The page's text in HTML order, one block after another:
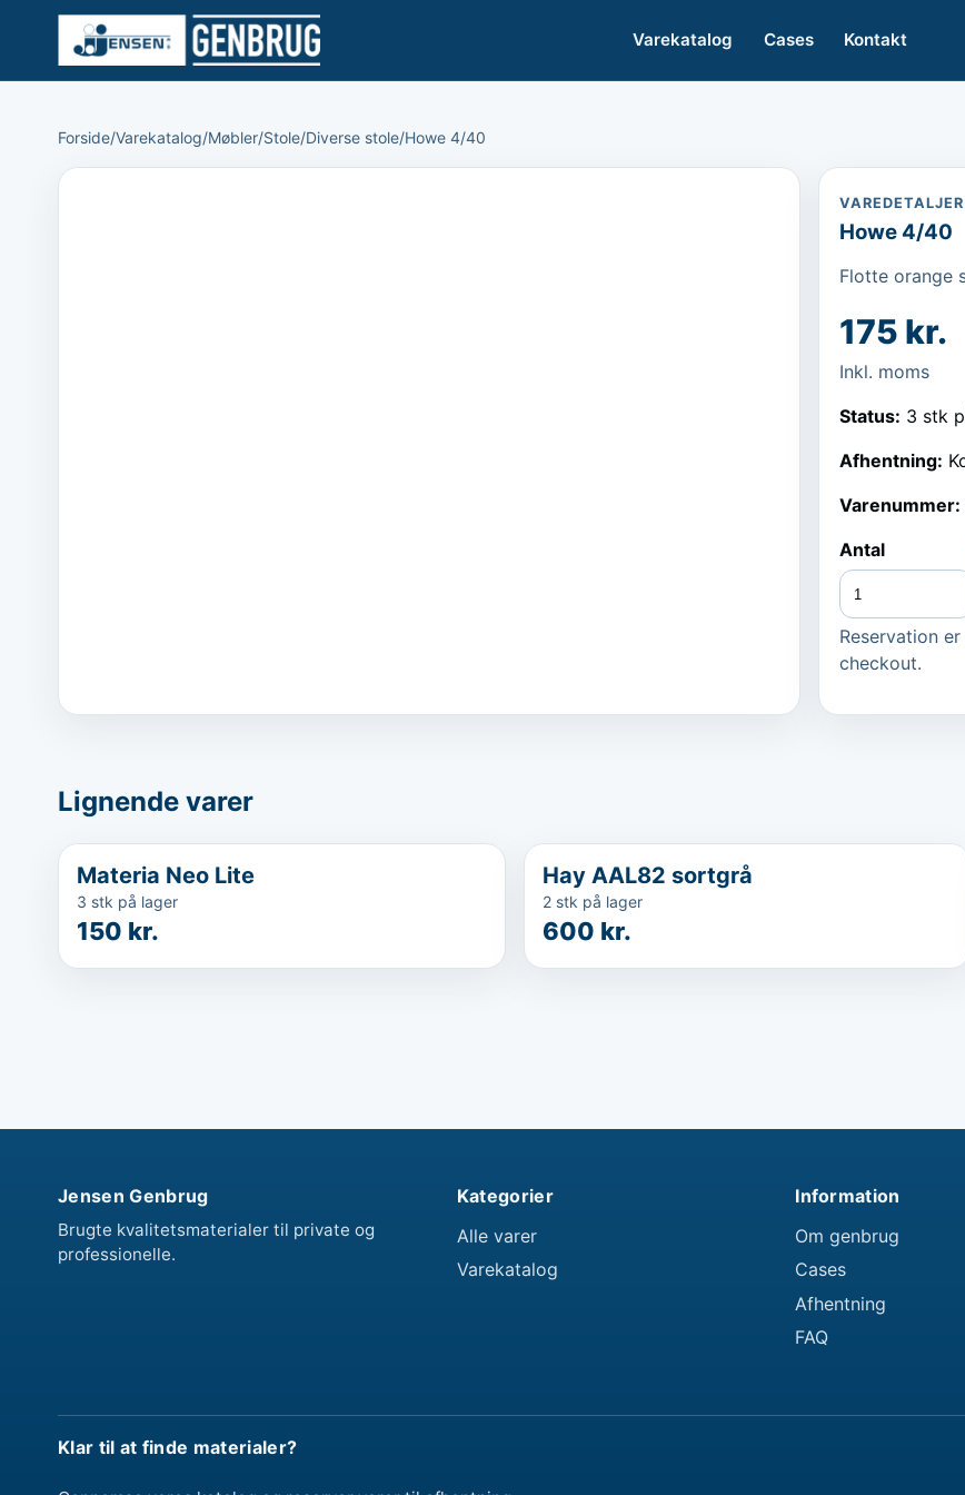
Varekatalog Cases Kontakt
Forside/Varekatalog/Møbler/Stole/Diverse stole/Howe 4/40
VAREDETALJER
Howe 4/40
Flotte orange
175 kr.
Inkl. moms
Status: 3 stk
Afhentning:
Varenummer:
Antal
Reservation
checkout.
Lignende varer
Materia Neo Lite
3 stk på lager
150 kr.
Hay AAL82 sortgrå
2 stk på lager
600 kr.
Jensen Genbrug
Brugte kvalitetsmaterialer til private og
professionelle.
Kategorier
Alle varer
Varekatalog
Information
Om genbrug
Cases
Afhentning
FAQ
Klar til at finde materialer?